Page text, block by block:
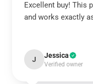
Excellent buy! This
and works exactly
J Jessica
Verified owner